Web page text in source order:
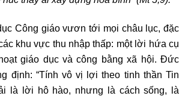
Công giáo vươn tới mọi châu lục, đặc
khu vực thu nhập thấp: một lời hứa cụ
giáo dục và công bằng xã hội. Đức
định: “Tính vô vị lợi theo tinh thần Tin
là lời hô hào, nhưng là cách sống, là